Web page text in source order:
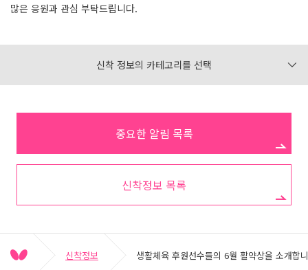
많은 응원과 관심 부탁드립니다.
신착 정보의 카테고리를 선택
중요한 알림 목록
신착정보 목록
신착정보 생활체육 후원선수들의 6월 활약상을 소개합